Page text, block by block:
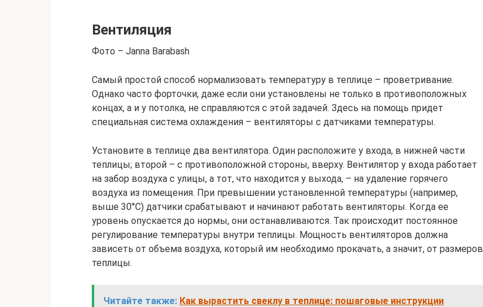
Вентиляция
Фото – Janna Barabash
Самый простой способ нормализовать температуру в теплице – проветривание.
Однако часто форточки, даже если они установлены не только в противоположных
концах, а и у потолка, не справляются с этой задачей. Здесь на помощь придет
специальная система охлаждения – вентиляторы с датчиками температуры.
Установите в теплице два вентилятора. Один расположите у входа, в нижней части
теплицы; второй – с противоположной стороны, вверху. Вентилятор у входа работает
на забор воздуха с улицы, а тот, что находится у выхода, – на удаление горячего
воздуха из помещения. При превышении установленной температуры (например,
выше 30°С) датчики срабатывают и начинают работать вентиляторы. Когда ее
уровень опускается до нормы, они останавливаются. Так происходит постоянное
регулирование температуры внутри теплицы. Мощность вентиляторов должна
зависеть от объема воздуха, который им необходимо прокачать, а значит, от размеров
теплицы.
Читайте также: Как вырастить свеклу в теплице: пошаговые инструкции